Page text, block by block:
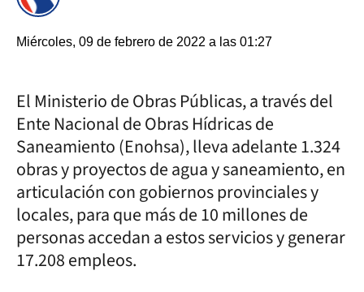
Miércoles, 09 de febrero de 2022 a las 01:27
El Ministerio de Obras Públicas, a través del
Ente Nacional de Obras Hídricas de
Saneamiento (Enohsa), lleva adelante 1.324
obras y proyectos de agua y saneamiento, en
articulación con gobiernos provinciales y
locales, para que más de 10 millones de
personas accedan a estos servicios y generar
17.208 empleos.